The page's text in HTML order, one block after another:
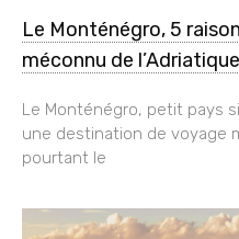
Le Monténégro, 5
méconnu de l’Adriatique
Le Monténégro, petit pays
une destination de voyage
pourtant le